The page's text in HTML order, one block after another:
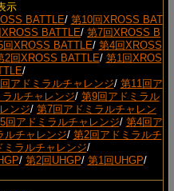
示
BATTLE/ 第10回XROSS BAT
BATTLE/ 第7回XROSS B
回XROSS BATTLE/ 第4回XROSS
2回XROSS BATTLE/ 第1回XROS
/
アドミラルチャレンジ/ 第11回ア
ルチャレンジ/ 第9回アドミラル
ンジ/ 第7回アドミラルチャレン
回アドミラルチャレンジ/ 第4回ア
ルチャレンジ/ 第2回アドミラルチ
ミラルチャレンジ/
/ 第2回UHGP/ 第1回UHGP/